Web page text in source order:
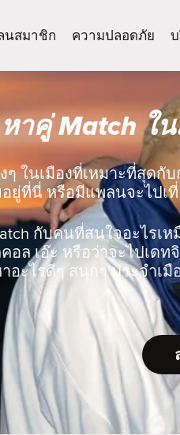
นสมาชิก ความปลอดภัย
หาคู่ Match ใ
ๆ ในเมืองที่เหมาะที่สุดกั
ยู่ที่นี่ หรือมีแพลนจะไปเ
กับคนที่สนใจอะไร
อล เอ๊ะ หรือว่าจะไปเด
อะไรดีๆ สนุกๆ ประจำเมื